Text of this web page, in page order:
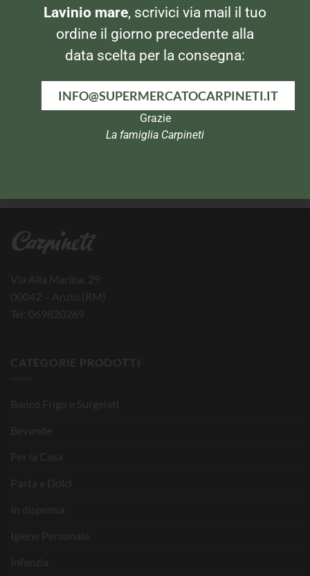
Via Alla Marina, 29
00042 – Anzio (RM)
Tel: 069820269
CATEGORIE PRODOTTI
Banco Frigo e Surgelati
Bevande
Per la Casa
Pasta e Dolci
In dispensa
Igiene Personale
Infanzia
Lavinio mare, scrivici via mail il tuo
ordine il giorno precedente alla
data scelta per la consegna:
INFO@SUPERMERCATOCARPINETI.IT
Grazie
La famiglia Carpineti